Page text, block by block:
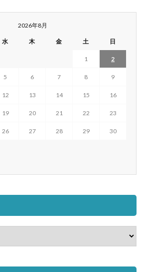
2026年8月
水 木 金 土 日
1 2
5 6 7 8 9
12 13 14 15 16
19 20 21 22 23
26 27 28 29 30